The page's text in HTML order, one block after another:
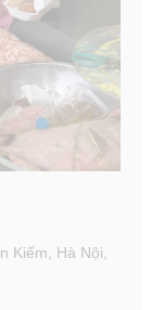
Kiếm, Hà Nội,